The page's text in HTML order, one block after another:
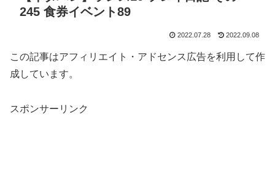
245 食券イベント89
2022.07.28 2022.09.08
この記事はアフィリエイト・アドセンス広告を利用して作
成しています。
スポンサーリンク